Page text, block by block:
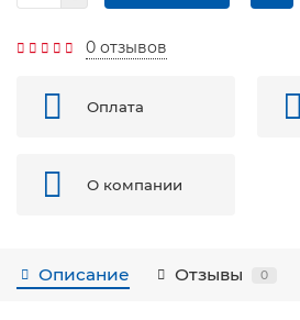
0 отзывов
Оплата
О компании
Описание Отзывы 0